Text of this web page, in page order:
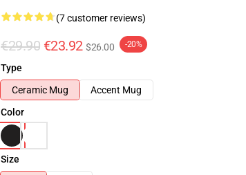
(7 customer reviews)
€29.90 €23.92 $26.00 -20%
Type
Ceramic Mug
Accent Mug
Color
Size